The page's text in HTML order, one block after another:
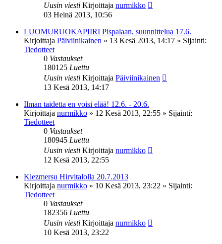
Uusin viesti Kirjoittaja nurmikko
03 Heinä 2013, 10:56
LUOMURUOKAPIIRI Pispalaan, suunnittelua 17.6.
Kirjoittaja Päiviinikainen » 13 Kesä 2013, 14:17 » Sijainti:
Tiedotteet
0 Vastaukset
180125 Luettu
Uusin viesti Kirjoittaja Päiviinikainen
13 Kesä 2013, 14:17
Ilman taidetta en voisi elää! 12.6. - 20.6.
Kirjoittaja nurmikko » 12 Kesä 2013, 22:55 » Sijainti:
Tiedotteet
0 Vastaukset
180945 Luettu
Uusin viesti Kirjoittaja nurmikko
12 Kesä 2013, 22:55
Klezmersu Hirvitalolla 20.7.2013
Kirjoittaja nurmikko » 10 Kesä 2013, 23:22 » Sijainti:
Tiedotteet
0 Vastaukset
182356 Luettu
Uusin viesti Kirjoittaja nurmikko
10 Kesä 2013, 23:22